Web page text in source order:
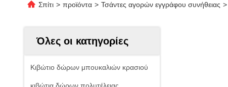
Σπίτι > προϊόντα > Τσάντες αγορών εγγράφου συνήθειας >
Όλες οι κατηγορίες
Κιβώτιο δώρων μπουκαλιών κρασιού